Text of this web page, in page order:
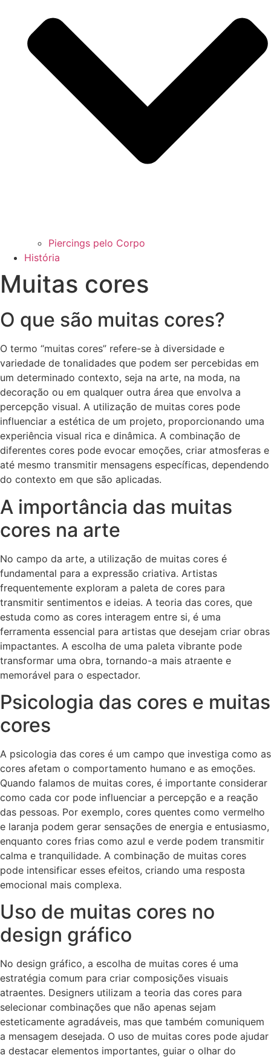
Piercings pelo Corpo
História
Muitas cores
O que são muitas cores?
O termo “muitas cores” refere-se à diversidade e
variedade de tonalidades que podem ser percebidas em
um determinado contexto, seja na arte, na moda, na
decoração ou em qualquer outra área que envolva a
percepção visual. A utilização de muitas cores pode
influenciar a estética de um projeto, proporcionando uma
experiência visual rica e dinâmica. A combinação de
diferentes cores pode evocar emoções, criar atmosferas e
até mesmo transmitir mensagens específicas, dependendo
do contexto em que são aplicadas.
A importância das muitas
cores na arte
No campo da arte, a utilização de muitas cores é
fundamental para a expressão criativa. Artistas
frequentemente exploram a paleta de cores para
transmitir sentimentos e ideias. A teoria das cores, que
estuda como as cores interagem entre si, é uma
ferramenta essencial para artistas que desejam criar obras
impactantes. A escolha de uma paleta vibrante pode
transformar uma obra, tornando-a mais atraente e
memorável para o espectador.
Psicologia das cores e muitas
cores
A psicologia das cores é um campo que investiga como as
cores afetam o comportamento humano e as emoções.
Quando falamos de muitas cores, é importante considerar
como cada cor pode influenciar a percepção e a reação
das pessoas. Por exemplo, cores quentes como vermelho
e laranja podem gerar sensações de energia e entusiasmo,
enquanto cores frias como azul e verde podem transmitir
calma e tranquilidade. A combinação de muitas cores
pode intensificar esses efeitos, criando uma resposta
emocional mais complexa.
Uso de muitas cores no
design gráfico
No design gráfico, a escolha de muitas cores é uma
estratégia comum para criar composições visuais
atraentes. Designers utilizam a teoria das cores para
selecionar combinações que não apenas sejam
esteticamente agradáveis, mas que também comuniquem
a mensagem desejada. O uso de muitas cores pode ajudar
a destacar elementos importantes, guiar o olhar do